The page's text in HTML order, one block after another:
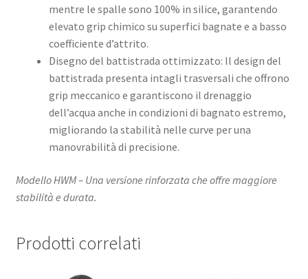
mentre le spalle sono 100% in silice, garantendo
elevato grip chimico su superfici bagnate e a basso
coefficiente d’attrito. ​
Disegno del battistrada ottimizzato: Il design del
battistrada presenta intagli trasversali che offrono
grip meccanico e garantiscono il drenaggio
dell’acqua anche in condizioni di bagnato estremo,
migliorando la stabilità nelle curve per una
manovrabilità di precisione. ​
Modello HWM – Una versione rinforzata che offre maggiore
stabilità e durata.
Prodotti correlati